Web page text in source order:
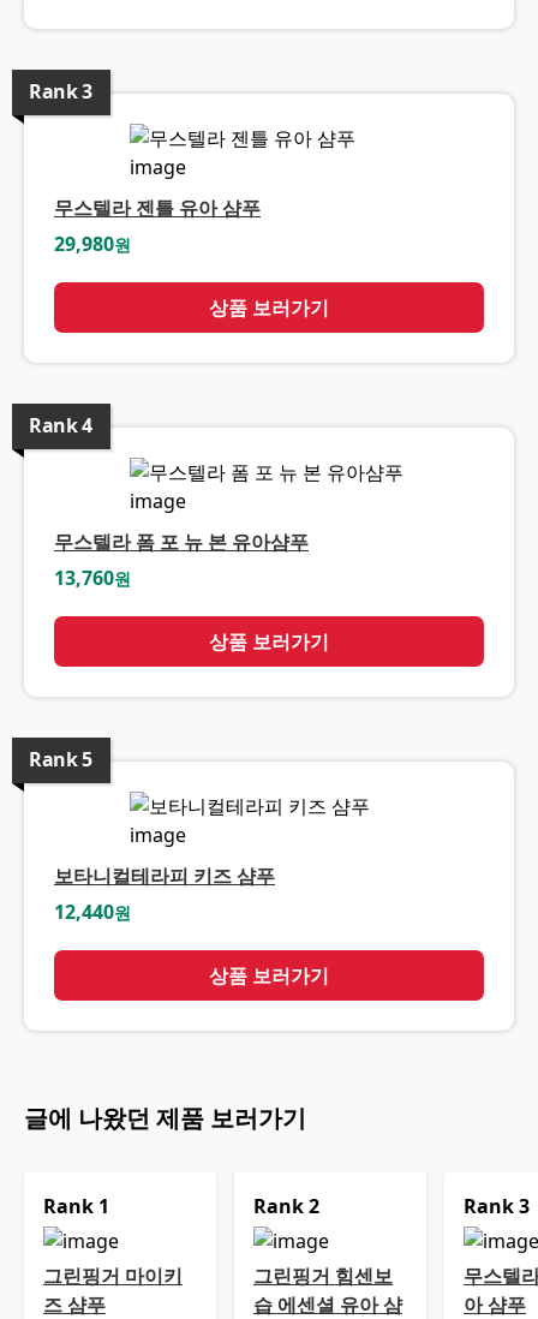
Rank3
무스텔라 젠틀 유아 샴푸
29,980원
상품 보러가기
Rank4
무스텔라 폼 포 뉴 본 유아샴푸
13,760원
상품 보러가기
Rank5
보타니컬테라피 키즈 샴푸
12,440원
상품 보러가기
글에 나왔던 제품 보러가기
Rank 1
그린핑거 마이키
즈 샴푸
Rank2
그린핑거 힘센보
습 에센셜 유아 샴
Rank3
무스텔
아 샴푸